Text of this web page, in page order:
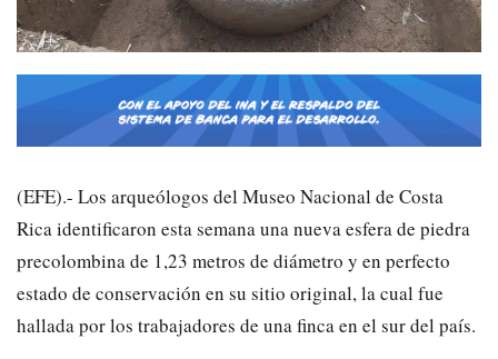
(EFE).- Los arqueólogos del Museo Nacional de Costa
Rica identificaron esta semana una nueva esfera de piedra
precolombina de 1,23 metros de diámetro y en perfecto
estado de conservación en su sitio original, la cual fue
hallada por los trabajadores de una finca en el sur del país.